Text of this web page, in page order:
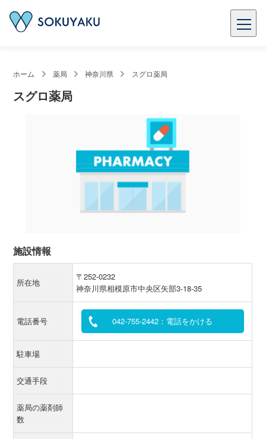
ホーム 薬局 神奈川県 スグロ薬局
スグロ薬局
施設情報
所在地
〒252-0232
神奈川県相模原市中央区矢部3-18-35
電話番号 042-755-2442：電話をかける
駐車場
交通手段
薬局の薬剤師
数